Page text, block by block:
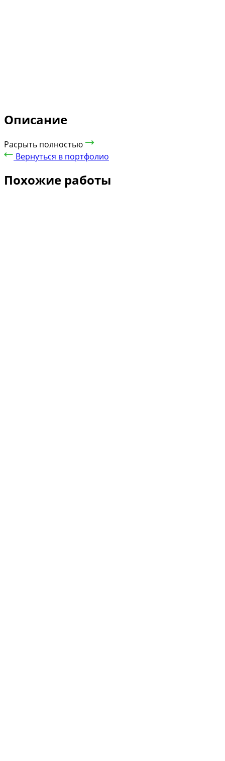
Описание
Расрыть полностью
Вернуться в портфолио
Похожие работы